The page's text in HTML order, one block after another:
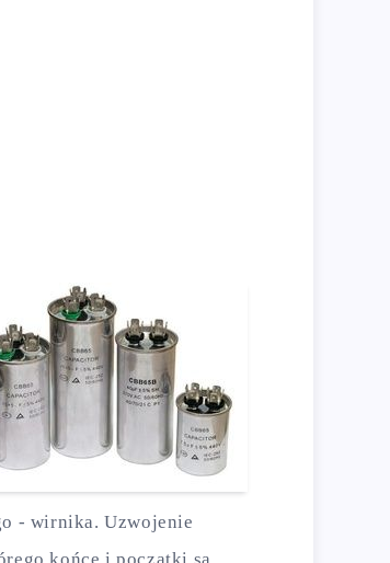
- wirnika. Uzwojenie